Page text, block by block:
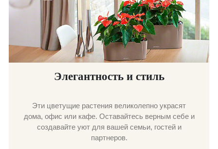
Элегантность и стиль
Эти цветущие растения великолепно украсят
дома, офис или кафе. Оставайтесь верным себе и
создавайте уют для вашей семьи, гостей и
партнеров.